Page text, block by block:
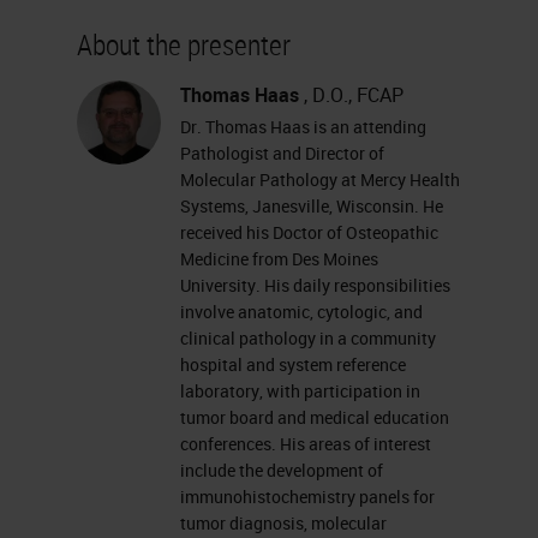
About the presenter
Thomas Haas , D.O., FCAP
Dr. Thomas Haas is an attending
Pathologist and Director of
Molecular Pathology at Mercy Health
Systems, Janesville, Wisconsin. He
received his Doctor of Osteopathic
Medicine from Des Moines
University. His daily responsibilities
involve anatomic, cytologic, and
clinical pathology in a community
hospital and system reference
laboratory, with participation in
tumor board and medical education
conferences. His areas of interest
include the development of
immunohistochemistry panels for
tumor diagnosis, molecular